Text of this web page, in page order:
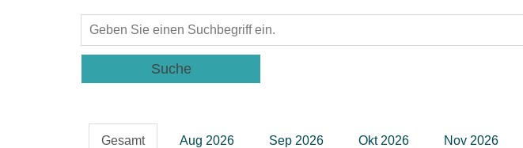
Suche
Gesamt Aug 2026 Sep 2026 Okt 2026 Nov 2026